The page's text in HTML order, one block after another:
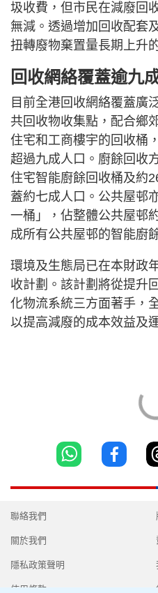
圾收費，但市民在減廢回
無減。透過增加回收配套
扭轉廢物棄置量長期上升
回收網絡覆蓋逾九
目前全港回收網絡覆蓋廣
共回收物收集點，配合鄉
住宅和工商樓宇的回收桶
超過九成人口。廚餘回收
住宅智能廚餘回收桶及約
蓋約七成人口。公共屋邨
一桶」，佔整體公共屋邨
成所有公共屋邨的智能廚
環境及生態局已在本財政
收計劃。該計劃將從提升
化物流系統三方面著手，
以提高減廢的成本效益及
聯絡我們
關於我們
隱私政策聲明
使用條款